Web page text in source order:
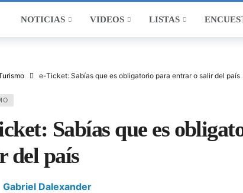
NOTICIAS VIDEOS LISTAS
e-Ticket: Sabías que es obligatorio para entrar o salir del país
Sabías que es
del país
Gabriel Dalexander